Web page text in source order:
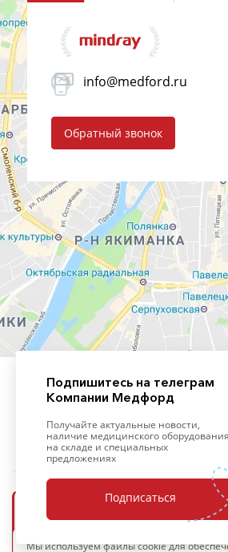
info@medford.ru
Обратный звонок
Мы используем файлы cookie для
Подпишитесь на телеграм
Компании Медфорд
Получайте актуальные новости,
наличие медицинского оборудования
на складе и специальных
предложениях
Подписаться